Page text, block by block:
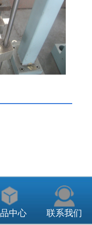
产品跌落试验
器件振动试验
中心 联系我们